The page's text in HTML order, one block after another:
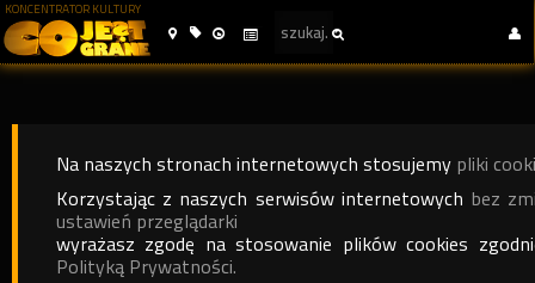
KONCENTRATOR KULTURY
Na naszych stronach internetowych stosujemy pliki
Korzystając z naszych serwisów internetowych bez
ustawień przeglądarki
wyrażasz zgodę na stosowanie plików cookies
Polityką Prywatności.